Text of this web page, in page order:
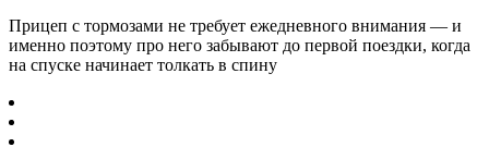
Прицеп с тормозами не требует ежедневного внимания — и
именно поэтому про него забывают до первой поездки, когда
на спуске начинает толкать в спину